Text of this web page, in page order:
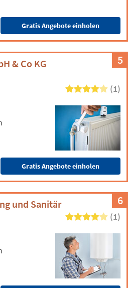
Gratis Angebote einholen
5
& Co KG
(1)
Gratis Angebote einholen
6
und Sanitär
(1)